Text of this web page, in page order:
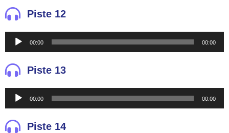
audio
Piste 12
Reproductor
de
audio
00:00 00:00
Piste 13
Reproductor
de
audio
00:00 00:00
Piste 14